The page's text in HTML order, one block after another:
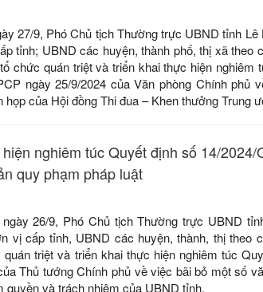
27/9, Phó Chủ tịch Thường trực UBND tỉnh Lê
tỉnh; UBND các huyện, thành phố, thị xã theo
chức quán triệt và triển khai thực hiện nghiêm
ngày 25/9/2024 của Văn phòng Chính phủ
của Hội đồng Thi đua – Khen thưởng Trung
nghiêm túc Quyết định số 14/2024/
quy phạm pháp luật
26/9, Phó Chủ tịch Thường trực UBND
vị cấp tỉnh, UBND các huyện, thành, thị theo
triệt và triển khai thực hiện nghiêm túc
Thủ tướng Chính phủ về việc bãi bỏ một số
quyền và trách nhiệm của UBND tỉnh.